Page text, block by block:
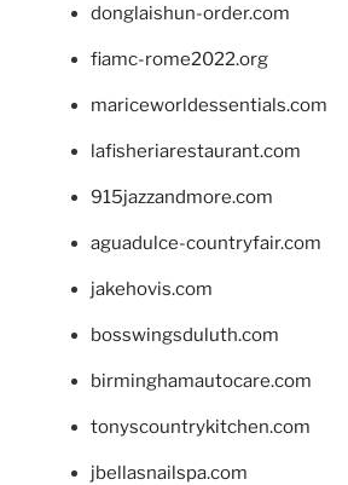
donglaishun-order.com
fiamc-rome2022.org
mariceworldessentials.com
lafisheriarestaurant.com
915jazzandmore.com
aguadulce-countryfair.com
jakehovis.com
bosswingsduluth.com
birminghamautocare.com
tonyscountrykitchen.com
jbellasnailspa.com